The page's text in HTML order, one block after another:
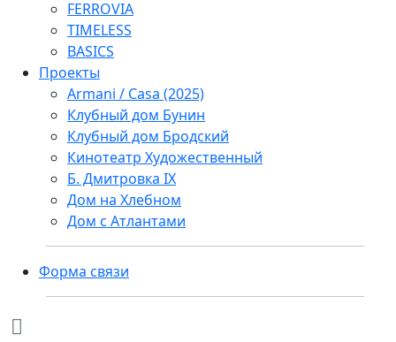
FERROVIA
TIMELESS
BASICS
Проекты
Armani / Casa (2025)
Клубный дом Бунин
Клубный дом Бродский
Кинотеатр Художественный
Б. Дмитровка IX
Дом на Хлебном
Дом с Атлантами
Форма связи